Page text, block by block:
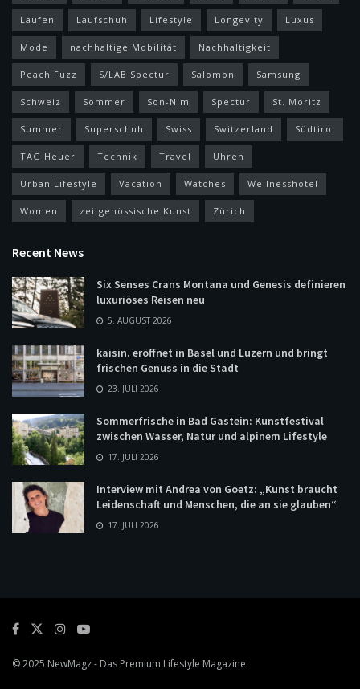
Laufen Laufschuh Lifestyle Longevity Luxus
Mode nachhaltige Mobilität Nachhaltigkeit
Peach Fuzz S/LAB Spectur Salomon Samsung
Schweiz Sommer Son-Nim Spectur St. Moritz
Summer Superschuh Swiss Switzerland Südtirol
TAG Heuer Technik Travel Uhren
Urban Lifestyle Vacation Watches Wellnesshotel
Women zeitgenössische Kunst Zürich
Recent News
Six Senses Crans Montana und Genesis definieren
luxuriöses Reisen neu
5. AUGUST 2026
kaisin. eröffnet in Basel und Luzern und bringt
frischen Genuss in die Stadt
23. JULI 2026
Sommerfrische in Bad Gastein: Kunstfestival
zwischen Wasser, Natur und alpinem Lifestyle
17. JULI 2026
Interview mit Andrea von Goetz: „Kunst braucht
Leidenschaft und Menschen, die an sie glauben“
17. JULI 2026
© 2025 NewMagz- Das Premium Lifestyle Magazine.